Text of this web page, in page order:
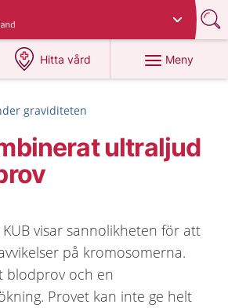
Hitta vård
på 1177.se
Meny
graviditeten
ultraljud
visar sannolikheten för att
på kromosomerna.
blodprov och en
Provet kan inte ge helt